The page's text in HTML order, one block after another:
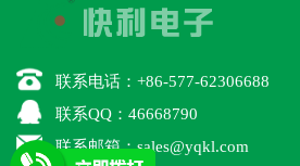
联系电话：+86-577-62306688
联系QQ：46668790
联系邮箱：sales@yqkl.com